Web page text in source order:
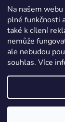
Na našem
plné funkčnosti
také k cílení
nemůže
ale nebudou
souhlas. Více